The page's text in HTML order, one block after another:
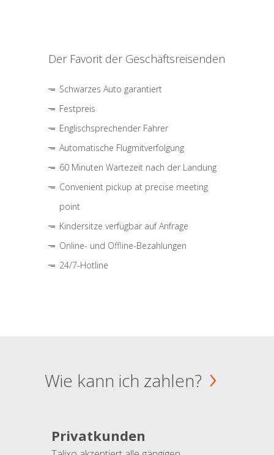
Der Favorit der Geschäftsreisenden
Schwarzes Auto garantiert
Festpreis
Englischsprechender Fahrer
Automatische Flugmitverfolgung
60 Minuten Wartezeit nach der Landung
Convenient pickup at precise meeting
point
Kindersitze verfügbar auf Anfrage
Online- und Offline-Bezahlungen
24/7-Hotline
Wie kann ich zahlen?
Privatkunden